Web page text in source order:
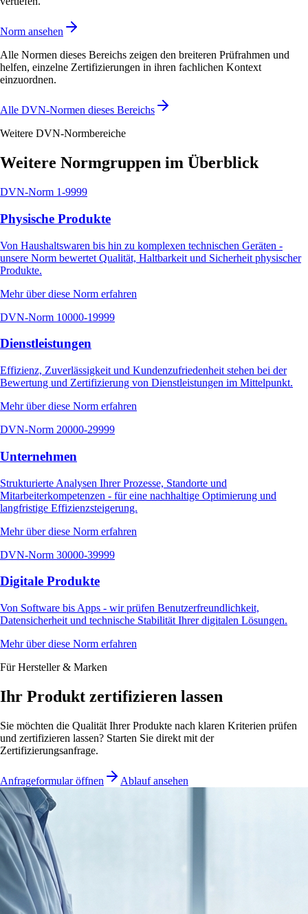
Norm ansehen
Alle Normen dieses Bereichs zeigen den breiteren Prüfrahmen und
helfen, einzelne Zertifizierungen in ihren fachlichen Kontext
einzuordnen.
Alle DVN-Normen dieses Bereichs
Weitere DVN-Normbereiche
Weitere Normgruppen im Überblick
DVN-Norm 1-9999
Physische Produkte
Von Haushaltswaren bis hin zu komplexen technischen Geräten -
unsere Norm bewertet Qualität, Haltbarkeit und Sicherheit physischer
Produkte.
Mehr über diese Norm erfahren
DVN-Norm 10000-19999
Dienstleistungen
Effizienz, Zuverlässigkeit und Kundenzufriedenheit stehen bei der
Bewertung und Zertifizierung von Dienstleistungen im Mittelpunkt.
Mehr über diese Norm erfahren
DVN-Norm 20000-29999
Unternehmen
Strukturierte Analysen Ihrer Prozesse, Standorte und
Mitarbeiterkompetenzen - für eine nachhaltige Optimierung und
langfristige Effizienzsteigerung.
Mehr über diese Norm erfahren
DVN-Norm 30000-39999
Digitale Produkte
Von Software bis Apps - wir prüfen Benutzerfreundlichkeit,
Datensicherheit und technische Stabilität Ihrer digitalen Lösungen.
Mehr über diese Norm erfahren
Für Hersteller & Marken
Ihr Produkt zertifizieren lassen
Sie möchten die Qualität Ihrer Produkte nach klaren Kriterien prüfen
und zertifizieren lassen? Starten Sie direkt mit der
Zertifizierungsanfrage.
Anfrageformular öffnen Ablauf ansehen